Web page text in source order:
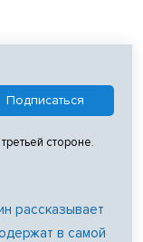
стороне.
рассказывает
в самой